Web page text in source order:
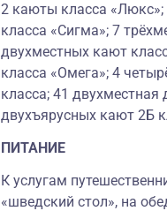
2 каюты класса
класса «Сигма»; 7
двухместных кают
класса «Омега»; 4
класса; 41
двухъярусных кают 2Б
ПИТАНИЕ
К услугам
«шведский стол», на